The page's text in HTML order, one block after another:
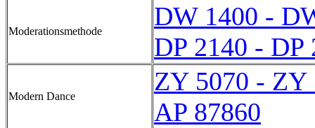
Moderationsmethode
DW 1400 -
DP 2140 - DP
Modern Dance
ZY 5070 - ZY
AP 87860